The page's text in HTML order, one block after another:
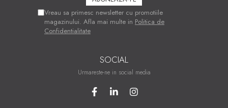
Vreau sa primesc newsletter cu promotiile
magazinului. Afla mai multe in Politica de
Confidentialitate
SOCIAL
Urmareste-ne in social media